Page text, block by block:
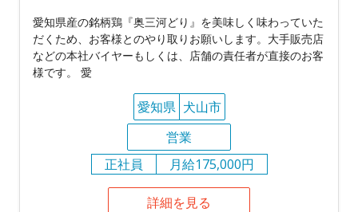
愛知県産の銘柄鶏『奥三河どり』を美味しく味わっていた
だくため、お客様とのやり取りお願いします。大手販売店
などの本社バイヤーもしくは、店舗の責任者が直接のお客
様です。 愛
愛知県 犬山市
営業
正社員
月給175,000円
詳細を見る